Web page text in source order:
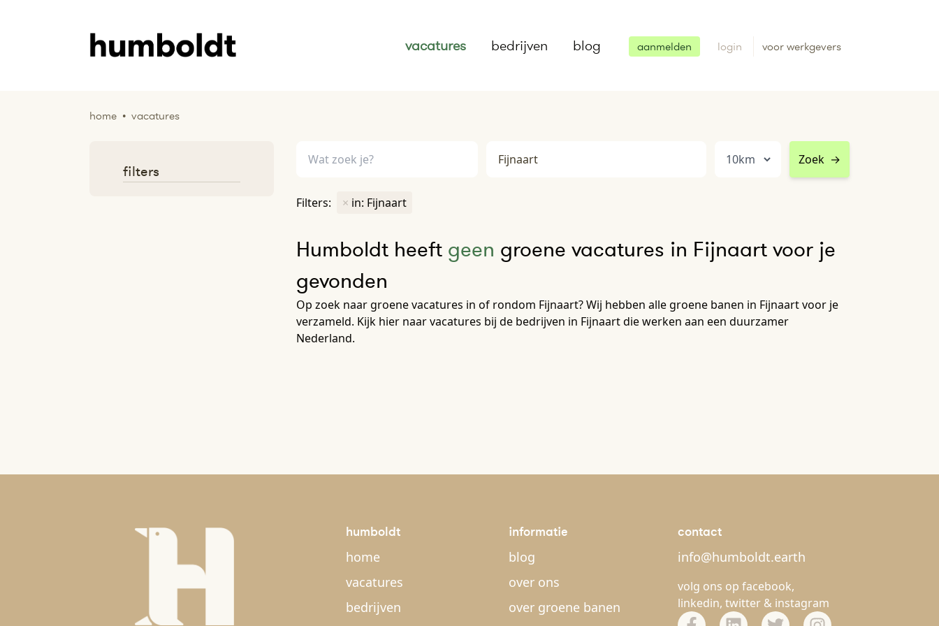
vacatures bedrijven blog aanmelden login voor werkgevers
home • vacatures
Zoek →
Filters: × in: Fijnaart
Humboldt heeft geen groene vacatures in Fijnaart voor je
gevonden
Op zoek naar groene vacatures in of rondom Fijnaart? Wij hebben alle groene banen in Fijnaart voor je
verzameld. Kijk hier naar vacatures bij de bedrijven in Fijnaart die werken aan een duurzamer
Nederland.
filters
humboldt
home
vacatures
bedrijven
informatie
blog
over ons
over groene banen
contact
info@humboldt.earth
volg ons op facebook,
linkedin, twitter & instagram